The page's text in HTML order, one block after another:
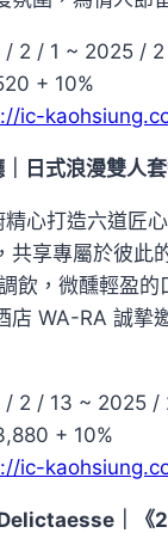
/ 2 / 1 ~ 2025 /
+ 10%
ic-
｜日式浪漫雙人
心打造六道匠
共享專屬於彼此
飲，微醺輕盈
店 WA-RA 誠摯
/ 2 / 13 ~ 2025 /
+ 10%
ic-
｜《